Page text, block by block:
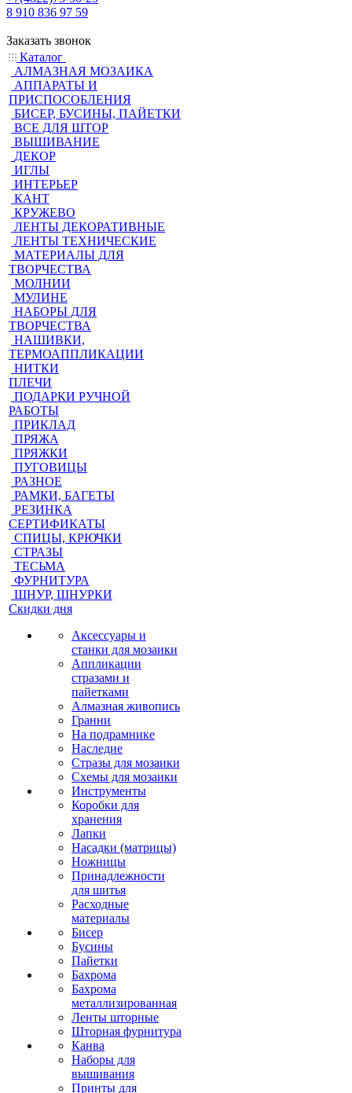
8 910 836 97 59
Заказать звонок
Каталог
АЛМАЗНАЯ МОЗАИКА
АППАРАТЫ И
ПРИСПОСОБЛЕНИЯ
БИСЕР, БУСИНЫ, ПАЙЕТКИ
ВСЕ ДЛЯ ШТОР
ВЫШИВАНИЕ
ДЕКОР
ИГЛЫ
ИНТЕРЬЕР
КАНТ
КРУЖЕВО
ЛЕНТЫ ДЕКОРАТИВНЫЕ
ЛЕНТЫ ТЕХНИЧЕСКИЕ
МАТЕРИАЛЫ ДЛЯ
ТВОРЧЕСТВА
МОЛНИИ
МУЛИНЕ
НАБОРЫ ДЛЯ
ТВОРЧЕСТВА
НАШИВКИ,
ТЕРМОАППЛИКАЦИИ
НИТКИ
ПЛЕЧИ
ПОДАРКИ РУЧНОЙ
РАБОТЫ
ПРИКЛАД
ПРЯЖА
ПРЯЖКИ
ПУГОВИЦЫ
РАЗНОЕ
РАМКИ, БАГЕТЫ
РЕЗИНКА
СЕРТИФИКАТЫ
СПИЦЫ, КРЮЧКИ
СТРАЗЫ
ТЕСЬМА
ФУРНИТУРА
ШНУР, ШНУРКИ
Скидки дня
Аксессуары и
станки для мозаики
Аппликации
стразами и
пайетками
Алмазная живопись
Гранни
На подрамнике
Наследие
Стразы для мозаики
Схемы для мозаики
Инструменты
Коробки для
хранения
Лапки
Насадки (матрицы)
Ножницы
Принадлежности
для шитья
Расходные
материалы
Бисер
Бусины
Пайетки
Бахрома
Бахрома
металлизированная
Ленты шторные
Шторная фурнитура
Канва
Наборы для
вышивания
Принты для